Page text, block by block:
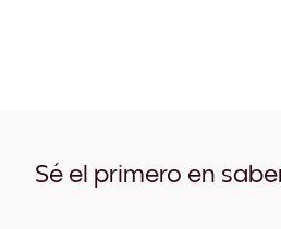
Sé el primero en